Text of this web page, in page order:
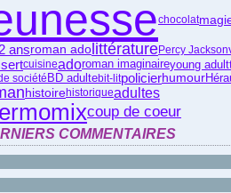
chocolat
ansroman ado littératurePercy Jackson
cuisineadoroman imaginaireyoung adult
société BD adultebit-litpolicierhumour
histoirehistoriqueadultes
coup de coeur
COMMENTAIRES